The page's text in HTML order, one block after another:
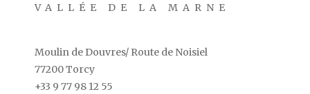
VALLÉE DE LA MARNE
Moulin de Douvres/ Route de Noisiel
77200 Torcy
+33 9 77 98 12 55